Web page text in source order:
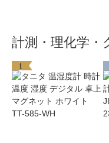
計測・理化学
1